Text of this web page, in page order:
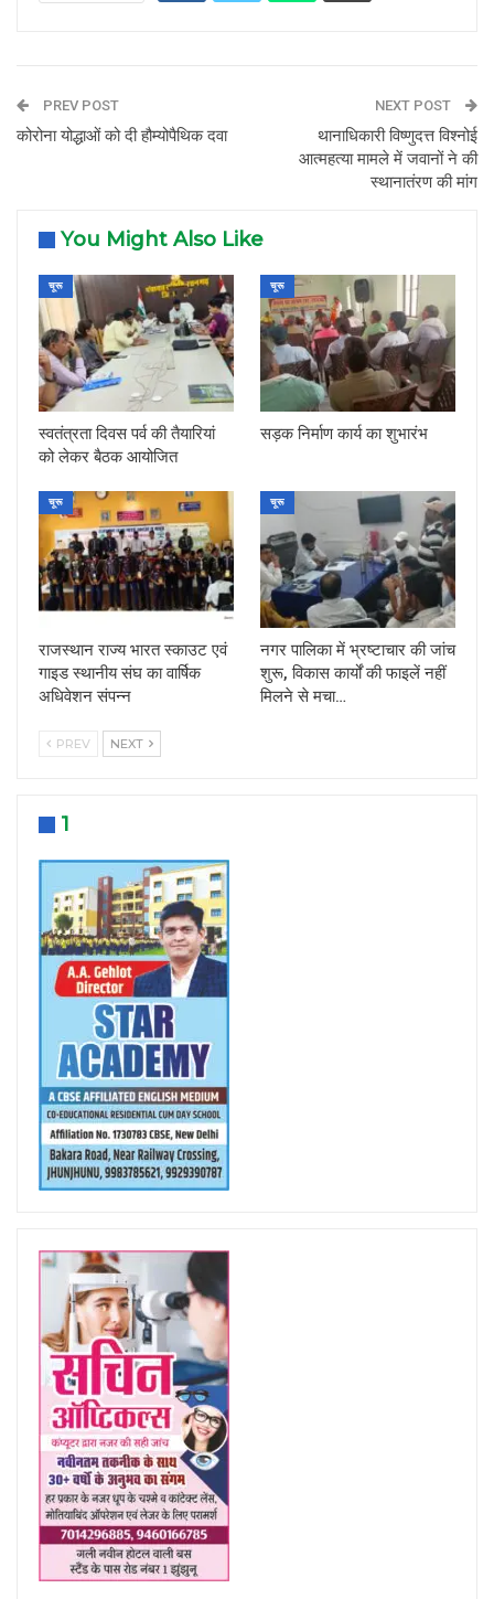
PREV POST
कोरोना योद्धाओं को दी हौम्योपैथिक दवा
NEXT POST
थानाधिकारी विष्णुदत्त विश्नोई
आत्महत्या मामले में जवानों ने की
स्थानातंरण की मांग
You Might Also Like
चूरू
स्वतंत्रता दिवस पर्व की तैयारियां
को लेकर बैठक आयोजित
चूरू
सड़क निर्माण कार्य का शुभारंभ
चूरू
राजस्थान राज्य भारत स्काउट एवं
गाइड स्थानीय संघ का वार्षिक
अधिवेशन संपन्न
चूरू
नगर पालिका में भ्रष्टाचार की जांच
शुरू, विकास कार्यों की फाइलें नहीं
मिलने से मचा…
PREV NEXT
1